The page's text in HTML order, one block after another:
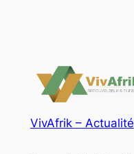
VivAfrik – Actualité